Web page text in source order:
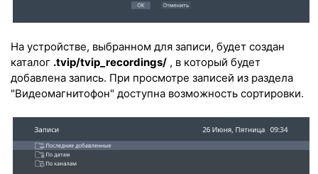
На устройcтве, выбранном для записи, будет создан
каталог .tvip/tvip_recordings/ , в который будет
добавлена запись. При просмотре записей из раздела
"Видеомагнитофон" доступна возможность сортировки.